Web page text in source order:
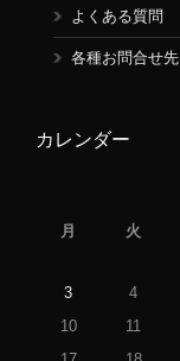
よくある質問
各種お問合せ先
カレンダー
月 火
3
4
10
11